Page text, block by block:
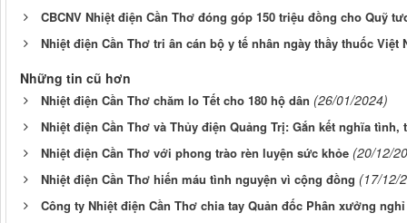
CBCNV Nhiệt điện Cần Thơ đóng góp 150 triệu đồng cho Quỹ
Nhiệt điện Cần Thơ tri ân cán bộ y tế nhân ngày thầy thuốc Việt
Những tin cũ hơn
Nhiệt điện Cần Thơ chăm lo Tết cho 180 hộ dân (26/01/2024)
Nhiệt điện Cần Thơ và Thủy điện Quảng Trị: Gắn kết nghĩa tình,
Nhiệt điện Cần Thơ với phong trào rèn luyện sức khỏe (20/12/
Nhiệt điện Cần Thơ hiến máu tình nguyện vì cộng đồng (17/12/
Công ty Nhiệt điện Cần Thơ chia tay Quản đốc Phân xưởng